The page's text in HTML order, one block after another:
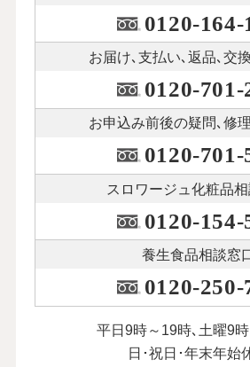
0120-164-
お届け､支払い､ 返品､交
0120-701-
お申込み前後の疑問､修
0120-701-
スロワージュ化粧品
0120-154-
養生食品相談窓
0120-250-
平日9時～19時､土曜9時
日･祝日･年末年始